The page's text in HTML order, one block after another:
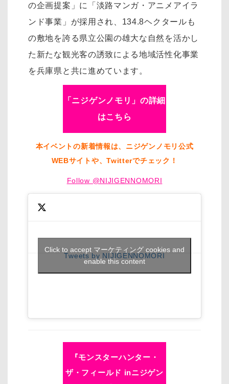
の企画提案」に「淡路マンガ・アニメアイラ
ンド事業」が採用され、134.8ヘクタールも
の敷地を誇る県立公園の雄大な自然を活かし
た新たな観光客の誘致による地域活性化事業
を兵庫県と共に進めています。
「ニジゲンノモリ」の詳細
はこちら
本イベントの新着情報は、ニジゲンノモリ公式
WEBサイトや、Twitterでチェック！
Follow @NIJIGENNOMORI
Tweets by NIJIGENNOMORI
Click to accept マーケティング cookies and
enable this content
『モンスターハンター・
ザ・フィールド inニジゲン